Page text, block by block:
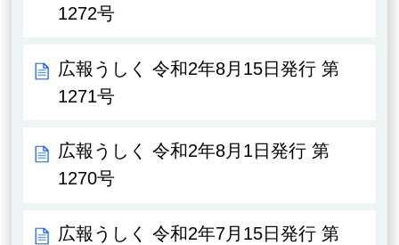
1272号
広報うしく 令和2年8月15日発行 第
1271号
広報うしく 令和2年8月1日発行 第
1270号
広報うしく 令和2年7月15日発行 第